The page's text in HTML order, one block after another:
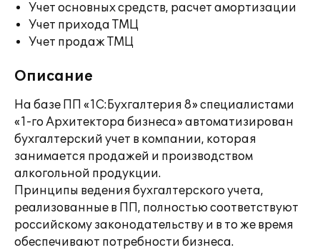
Учет основных средств, расчет амортизации
Учет прихода ТМЦ
Учет продаж ТМЦ
Описание
На базе ПП «1С:Бухгалтерия 8» специалистами
«1-го Архитектора бизнеса» автоматизирован
бухгалтерский учет в компании, которая
занимается продажей и производством
алкогольной продукции.
Принципы ведения бухгалтерского учета,
реализованные в ПП, полностью соответствуют
российскому законодательству и в то же время
обеспечивают потребности бизнеса.